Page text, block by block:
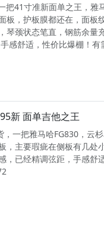
41寸准新面单之王，雅
板，护板膜都还在，面板
琴颈状态笔直，钢筋余量
感舒适，性价比爆棚！
新 面单吉他之王
一把雅马哈FG830，云
，主要瑕疵在侧板有几
，已经精调弦距，手感舒